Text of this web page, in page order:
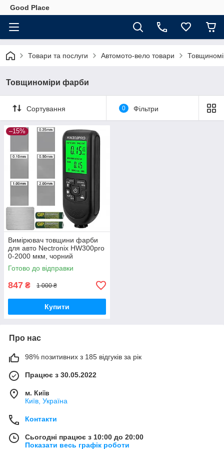
Good Place
Товари та послуги Автомото-вело товари
Товщиноміри фарби
Сортування 0 Фільтри
–15%
Вимірювач товщини фарби
для авто Nectronix HW300pro
0-2000 мкм, чорний
GoodPlace -worry-free-
shopping-
Готово до відправки
847 ₴ 1 000 ₴
Купити
Про нас
98% позитивних з 185 відгуків за рік
Працює з 30.05.2022
м. Київ
Київ, Україна
Контакти
Сьогодні працює з 10:00 до 20:00
Показати весь графік роботи